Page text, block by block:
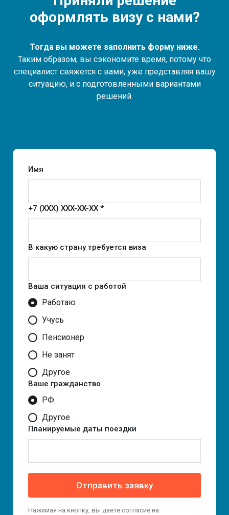
оформлять визу с нами?
Тогда вы можете заполнить форму ниже.
Таким образом, вы сэкономите время, потому что
специалист свяжется с вами, уже представляя вашу
ситуацию, и с подготовленными вариантами
решений.
Имя
+7 (XXX) XXX-XX-XX *
В какую страну требуется виза
Ваша ситуация с работой
Работаю
Учусь
Пенсионер
Не занят
Другое
Ваше гражданство
РФ
Другое
Планируемые даты поездки
Отправить заявку
Нажимая на кнопку, вы даете согласие на